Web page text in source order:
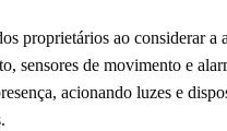
proprietários ao considerar
sensores de movimento e
acionando luzes e